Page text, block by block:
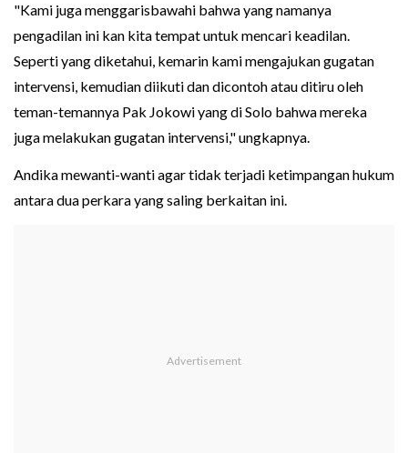
"Kami juga menggarisbawahi bahwa yang namanya
pengadilan ini kan kita tempat untuk mencari keadilan.
Seperti yang diketahui, kemarin kami mengajukan gugatan
intervensi, kemudian diikuti dan dicontoh atau ditiru oleh
teman-temannya Pak Jokowi yang di Solo bahwa mereka
juga melakukan gugatan intervensi," ungkapnya.
Andika mewanti-wanti agar tidak terjadi ketimpangan hukum
antara dua perkara yang saling berkaitan ini.